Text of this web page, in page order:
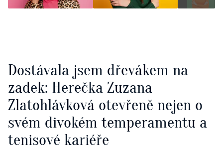
Dostávala jsem dřevákem na
zadek: Herečka Zuzana
Zlatohlávková otevřeně nejen o
svém divokém temperamentu a
tenisové kariéře